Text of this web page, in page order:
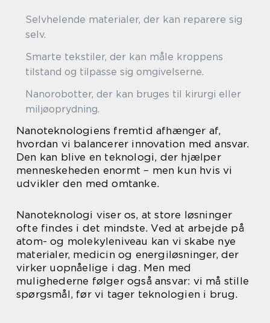
Selvhelende materialer, der kan reparere sig
selv.
Smarte tekstiler, der kan måle kroppens
tilstand og tilpasse sig omgivelserne.
Nanorobotter, der kan bruges til kirurgi eller
miljøoprydning.
Nanoteknologiens fremtid afhænger af,
hvordan vi balancerer innovation med ansvar.
Den kan blive en teknologi, der hjælper
menneskeheden enormt – men kun hvis vi
udvikler den med omtanke.
Nanoteknologi viser os, at store løsninger
ofte findes i det mindste. Ved at arbejde på
atom- og molekyleniveau kan vi skabe nye
materialer, medicin og energiløsninger, der
virker uopnåelige i dag. Men med
mulighederne følger også ansvar: vi må stille
spørgsmål, før vi tager teknologien i brug.